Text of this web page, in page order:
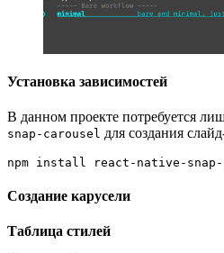
Установка зависимостей
В данном проекте потребуется
snap-carousel для создания
npm install react-native-snap-
Создание карусели
Таблица стилей